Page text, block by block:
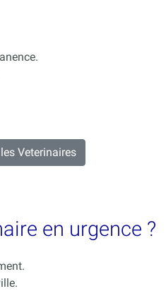
Veterinaires
en urgence ?